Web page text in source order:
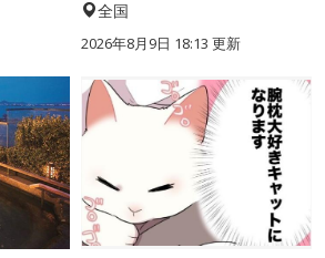
全国
2026年8月9日 18:13 更新